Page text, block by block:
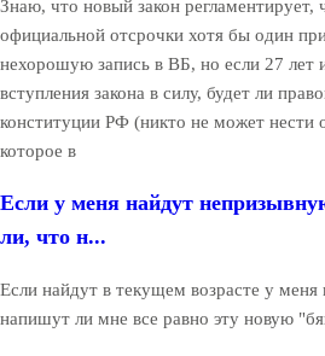
Знаю, что новый закон регламентирует,
официальной отсрочки хотя бы один
нехорошую запись в ВБ, но если 27 лет
вступления закона в силу, будет ли
конституции РФ (никто не может нести
которое в
Если у меня найдут
ли, что н...
Если найдут в текущем возрасте у
напишут ли мне все равно эту новую